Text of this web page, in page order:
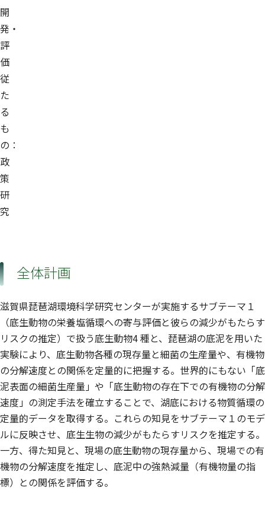
開
発・
評
価
従
た
る
も
の：
政
策
研
究
全体計画
滋賀県琵琶湖環境科学研究センターが実施するサブテーマ１
（底生動物の栄養塩循環への寄与評価と彼らの減少がもたらす
リスクの推定）で扱う底生動物4 種と、琵琶湖の底泥を用いた
実験により、底生動物各種の現存量と細菌の生産量や、有機物
の分解速度との関係を定量的に把握する。世界的にもない「底
泥表面の細菌生産量」や「底生動物の存在下での有機物の分解
速度」の測定手法を確立することで、湖底における物質循環の
定量的データを取得する。これらの知見をサブテーマ１のモデ
ルに反映させ、底生生物の減少がもたらすリスクを推定する。
一方、得た知見と、現場の底生動物の現存量から、現場での有
機物の分解速度を推定し、底泥中の強熱減量（有機物量の指
標）との関係を評価する。